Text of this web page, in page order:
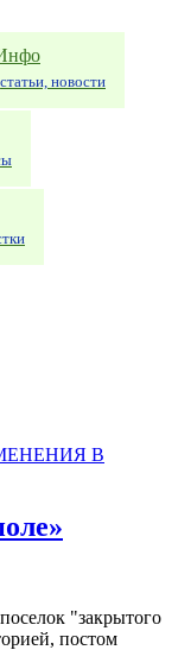
статьи, новости
В
"закрытого
постом